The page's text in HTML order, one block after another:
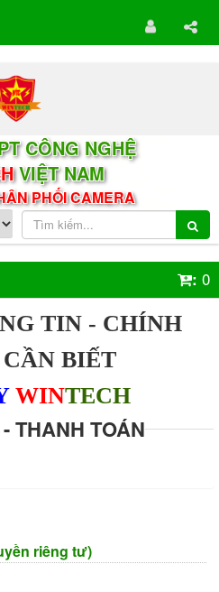
CÔNG NGHỆ
VIỆT NAM
PHỐI CAMERA
: 0
TIN - CHÍNH
BIẾT
WINTECH
THANH TOÁN
riêng tư)